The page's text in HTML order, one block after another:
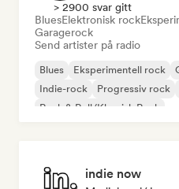
> 2900 svar gitt
BluesElektronisk rock
Garagerock
Send artister på radio
Blues Eksperimentell rock
Indie-rock
Progressiv rock
Rock & Roll/Klassisk Rock
indie now